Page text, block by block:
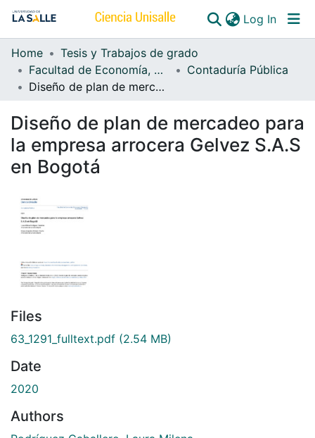
Log In
Communities & Collections
All of DSpace
Home
Tesis y Trabajos de grado
Facultad de Economía, Empresa y Desarrollo Sostenible - FEEDS
Contaduría Pública
Diseño de plan de mercadeo para la empresa arrocera Gelvez S.A.S en Bogotá
Diseño de plan de mercadeo para
la empresa arrocera Gelvez S.A.S
en Bogotá
Files
63_1291_fulltext.pdf (2.54 MB)
Date
2020
Authors